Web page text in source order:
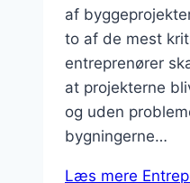
af
to af de mest
entreprenører
at projekterne
og uden
bygningerne…
Læs mere